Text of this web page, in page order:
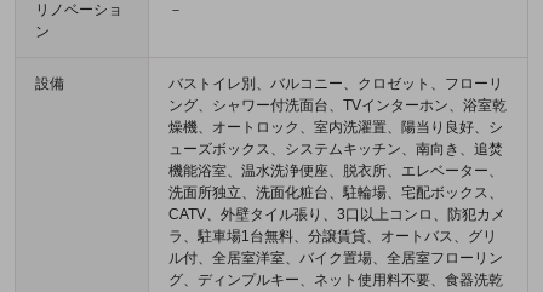
リノベーショ
ン
－
設備
バストイレ別、バルコニー、クロゼット、フローリ
ング、シャワー付洗面台、TVインターホン、浴室乾
燥機、オートロック、室内洗濯置、陽当り良好、シ
ューズボックス、システムキッチン、南向き、追焚
機能浴室、温水洗浄便座、脱衣所、エレベーター、
洗面所独立、洗面化粧台、駐輪場、宅配ボックス、
CATV、外壁タイル張り、3口以上コンロ、防犯カメ
ラ、駐車場1台無料、分譲賃貸、オートバス、グリ
ル付、全居室洋室、バイク置場、全居室フローリン
グ、ディンプルキー、ネット使用料不要、食器洗乾